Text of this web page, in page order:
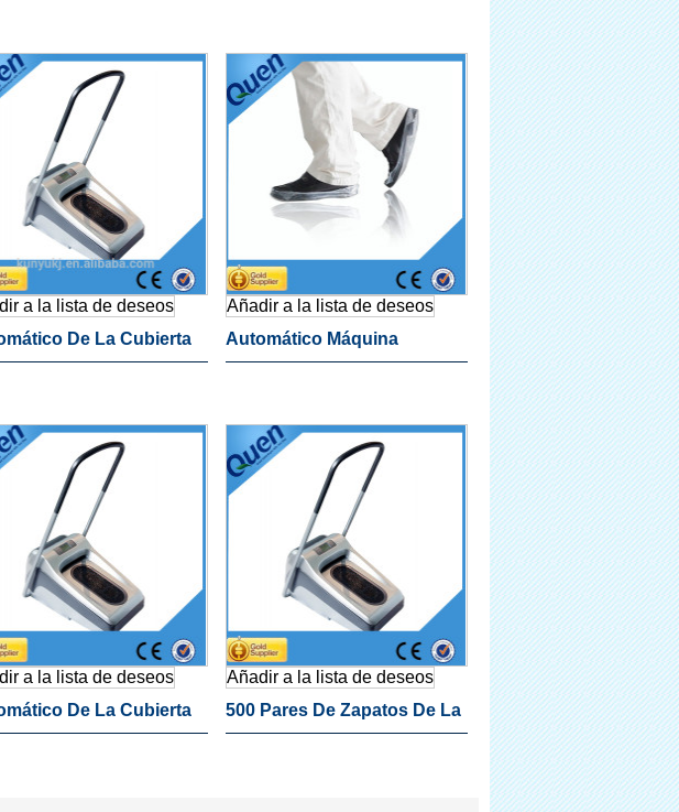
Producto
a la lista de deseos
De La Cubierta
Equipos Médicos
Añadir a la lista de deseos
Automático Máquina
Médica
a la lista de deseos
De La Cubierta
Añadir a la lista de deseos
500 Pares De Zapatos De La